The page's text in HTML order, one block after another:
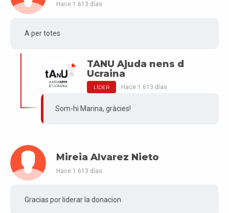
Hace 1.613 días
A per totes
TANU Ajuda nens d
Ucraina
LÍDER Hace 1.613 días
Som-hi Marina, gràcies!
Mireia Alvarez Nieto
Hace 1.613 días
Gracias por liderar la donacion